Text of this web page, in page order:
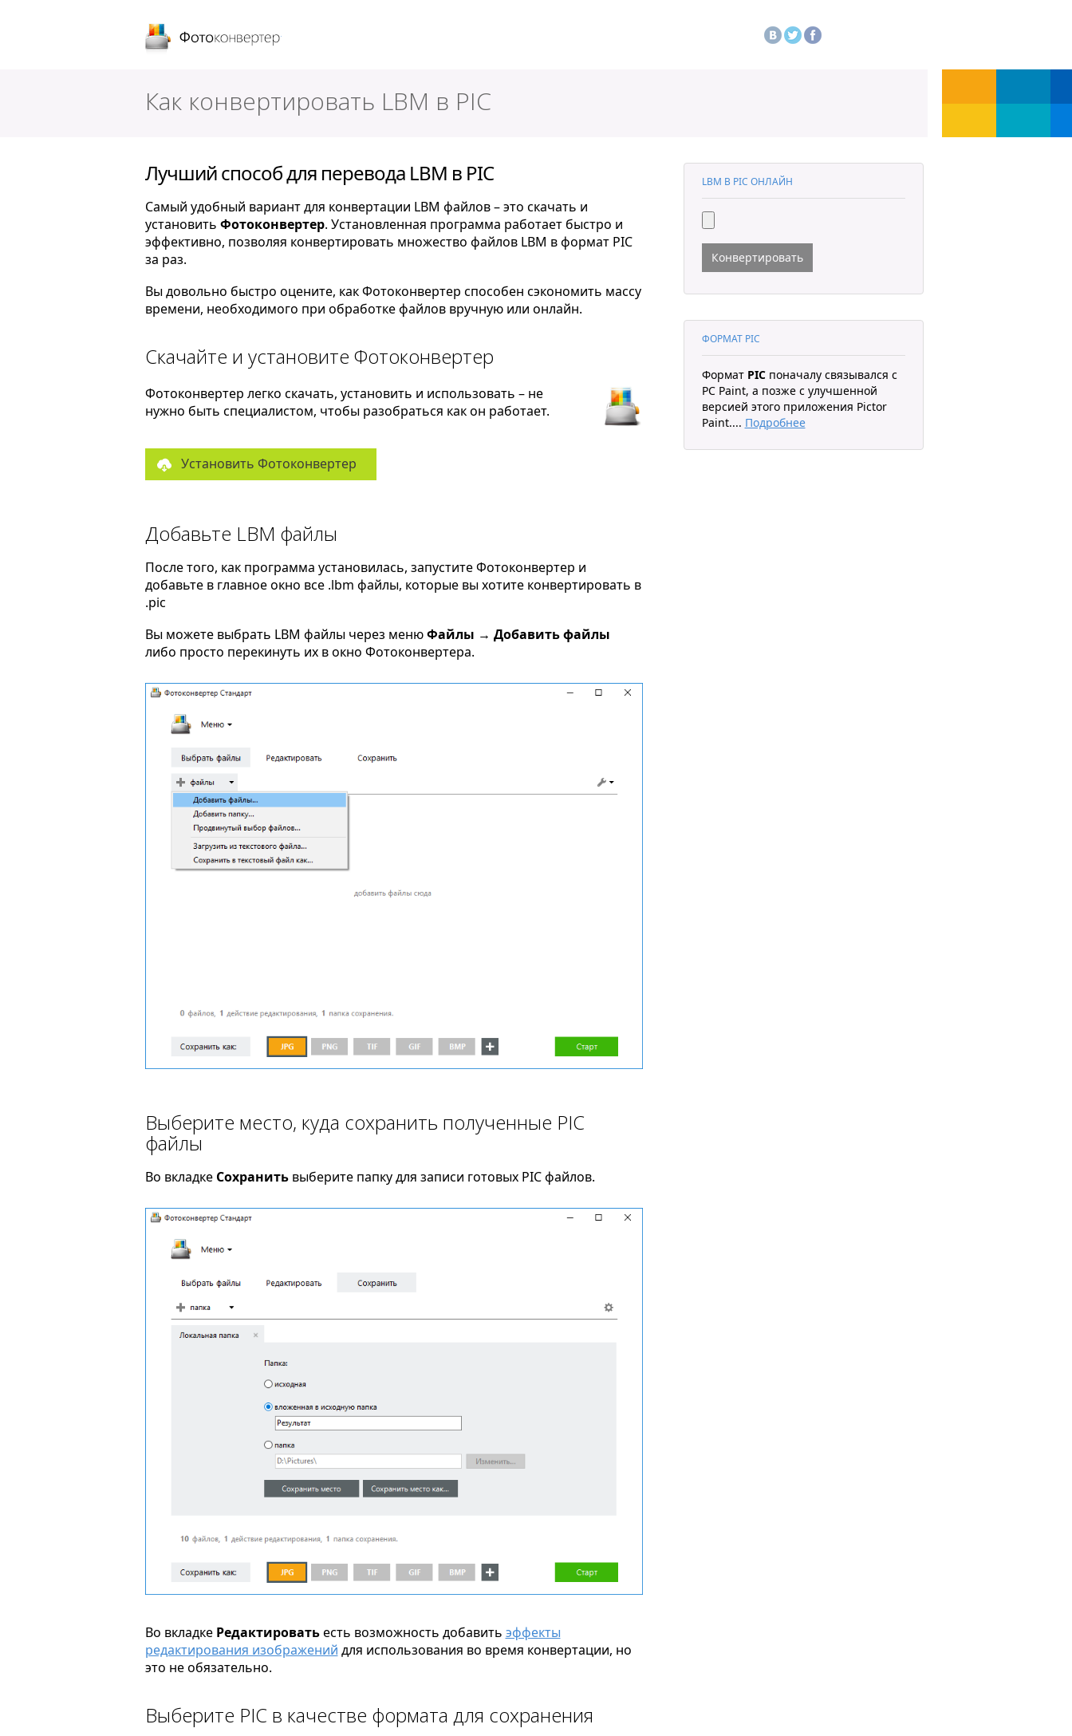
Как конвертировать LBM в PIC
Лучший способ для перевода LBM в PIC
Самый удобный вариант для конвертации LBM файлов – это скачать и
установить Фотоконвертер. Установленная программа работает быстро и
эффективно, позволяя конвертировать множество файлов LBM в формат PIC
за раз.
Вы довольно быстро оцените, как Фотоконвертер способен сэкономить массу
времени, необходимого при обработке файлов вручную или онлайн.
Скачайте и установите Фотоконвертер
Фотоконвертер легко скачать, установить и использовать – не
нужно быть специалистом, чтобы разобраться как он работает.
Установить Фотоконвертер
Добавьте LBM файлы
После того, как программа установилась, запустите Фотоконвертер и
добавьте в главное окно все .lbm файлы, которые вы хотите конвертировать в
.pic
Вы можете выбрать LBM файлы через менюФайлы → Добавить файлы
либо просто перекинуть их в окно Фотоконвертера.
Выберите место, куда сохранить полученные PIC
файлы
Во вкладке Сохранитьвыберите папку для записи готовых PIC файлов.
Во вкладке Редактироватьесть возможность добавить эффекты
редактирования изображений для использования во время конвертации, но
это не обязательно.
Выберите PIC в качестве формата для сохранения
LBM В PIC ОНЛАЙН
Конвертировать
ФОРМАТ PIC
Формат PICпоначалу связывался с
PC Paint, а позже с улучшенной
версией этого приложения Pictor
Paint.... Подробнее